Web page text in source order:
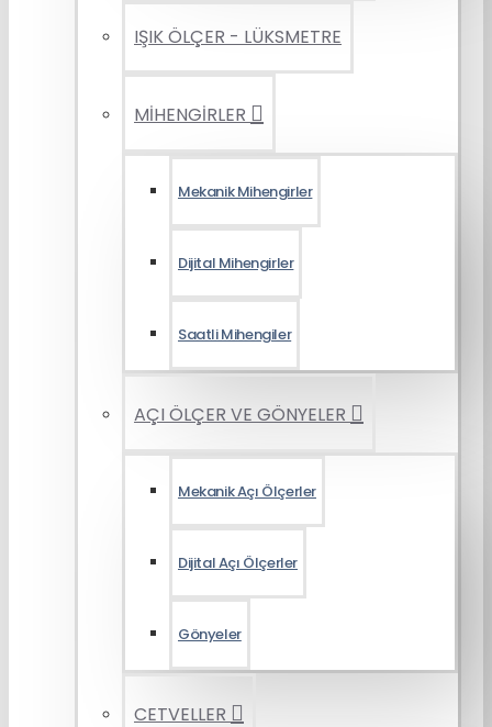
IŞIK ÖLÇER - LÜKSMETRE
MİHENGİRLER
Mekanik Mihengirler
Dijital Mihengirler
Saatli Mihengiler
AÇI ÖLÇER VE GÖNYELER
Mekanik Açı Ölçerler
Dijital Açı Ölçerler
Gönyeler
CETVELLER